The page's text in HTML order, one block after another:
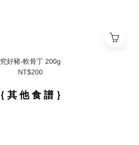
究好豬-軟骨丁 200g
NT$200
｛ 其 他 食 譜 ｝